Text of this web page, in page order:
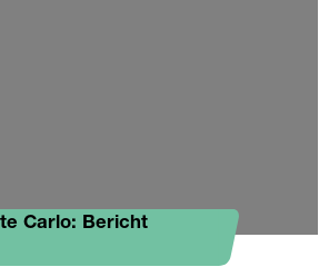
Carlo: Bericht